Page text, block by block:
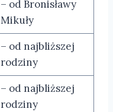
– od Bronisławy
Mikuły
– od najbliższej
rodziny
– od najbliższej
rodziny